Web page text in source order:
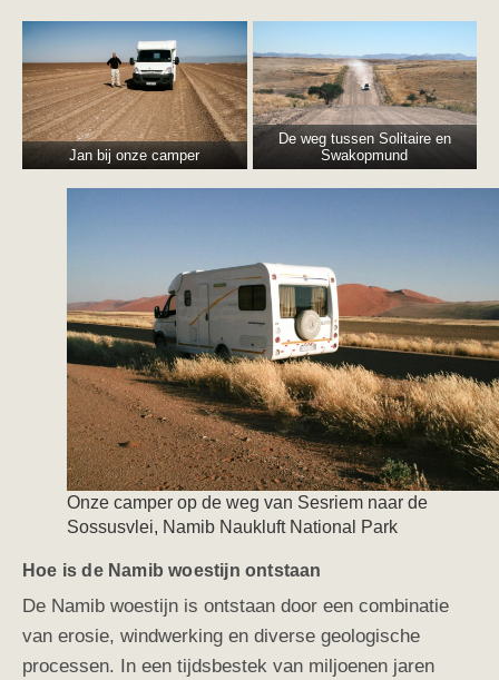
Jan bij onze camper
De weg tussen Solitaire en
Swakopmund
Onze camper op de weg van Sesriem naar de
Sossusvlei, Namib Naukluft National Park
Hoe is de Namib woestijn ontstaan
De Namib woestijn is ontstaan door een combinatie
van erosie, windwerking en diverse geologische
processen. In een tijdsbestek van miljoenen jaren